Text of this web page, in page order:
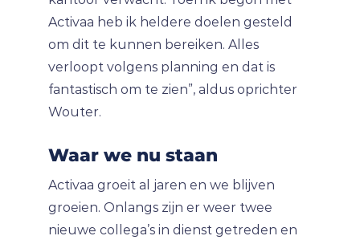
Activaa heb ik heldere doelen gesteld
om dit te kunnen bereiken. Alles
verloopt volgens planning en dat is
fantastisch om te zien”, aldus oprichter
Wouter.
Waar we nu staan
Activaa groeit al jaren en we blijven
groeien. Onlangs zijn er weer twee
nieuwe collega’s in dienst getreden en